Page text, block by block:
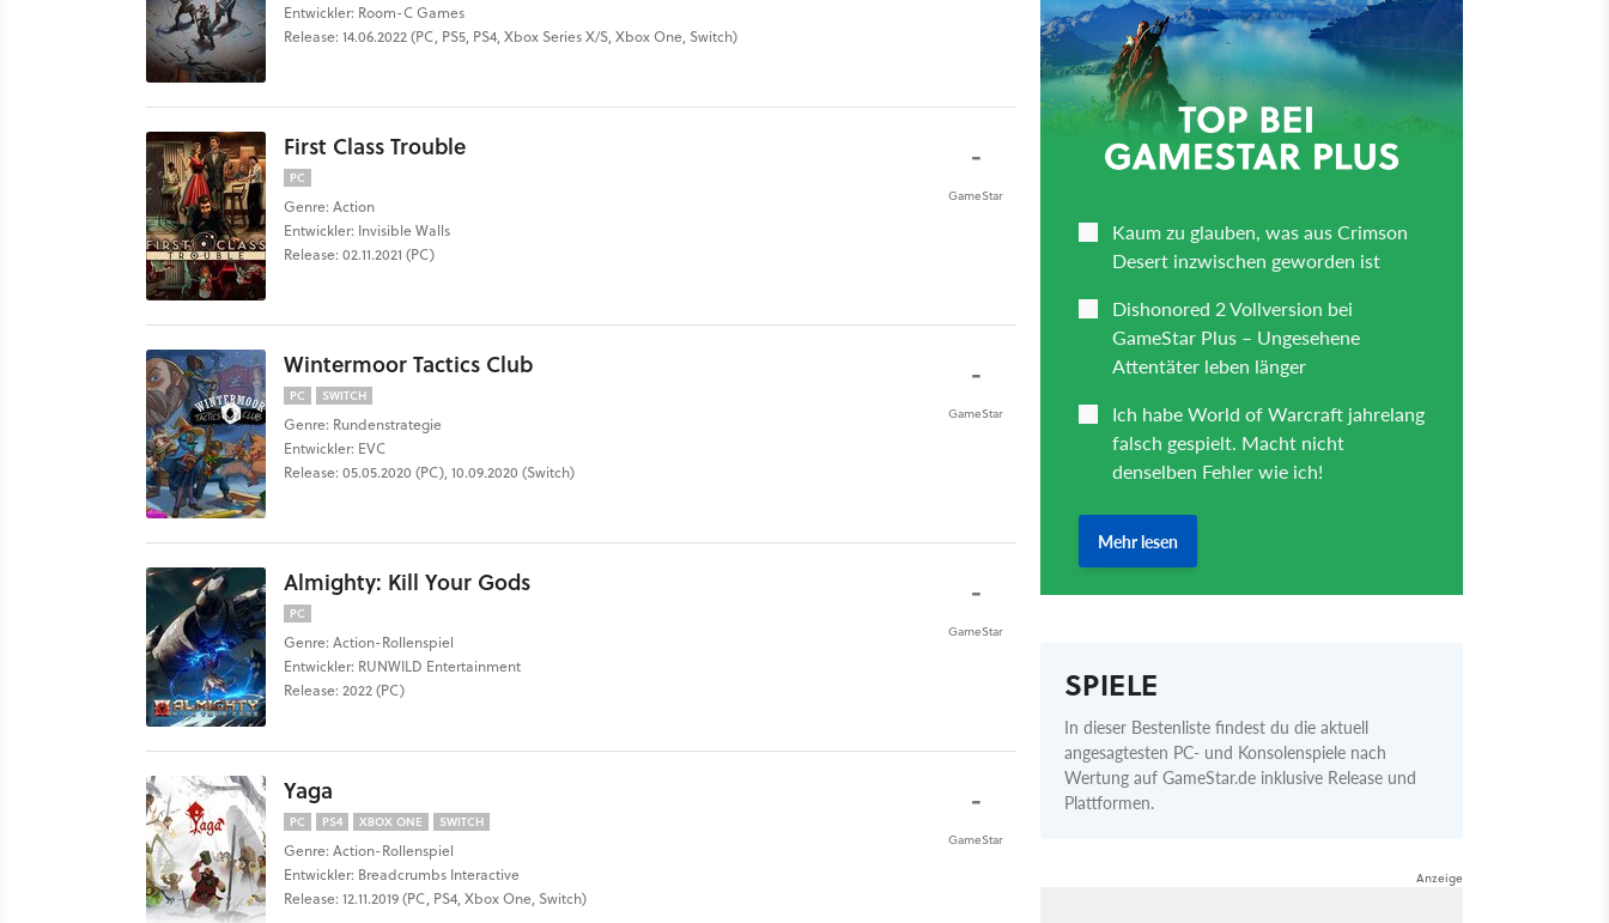
Entwickler: Room-C Games
Release: 14.06.2022 (PC, PS5, PS4, Xbox Series X/S, Xbox One, Switch)
First Class Trouble
PC
Genre: Action
Entwickler: Invisible Walls
Release: 02.11.2021 (PC)
-
GameStar
Wintermoor Tactics Club
PC SWITCH
Genre: Rundenstrategie
Entwickler: EVC
Release: 05.05.2020 (PC), 10.09.2020 (Switch)
-
GameStar
Almighty: Kill Your Gods
PC
Genre: Action-Rollenspiel
Entwickler: RUNWILD Entertainment
Release: 2022 (PC)
-
GameStar
Yaga
PC PS4 XBOX ONE SWITCH
Genre: Action-Rollenspiel
Entwickler: Breadcrumbs Interactive
Release: 12.11.2019 (PC, PS4, Xbox One, Switch)
-
GameStar
SPIELE
In dieser Bestenliste findest du die aktuell
angesagtesten PC- und Konsolenspiele nach
Wertung auf GameStar.de inklusive Release und
Plattformen.